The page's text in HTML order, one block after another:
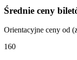
Średnie ceny
Orientacyjne ceny od
160